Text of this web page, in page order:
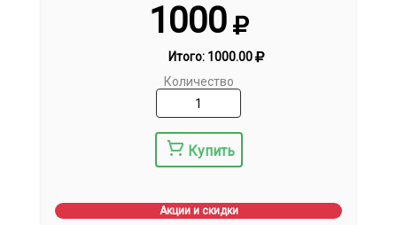
1000
Итого: 1000.00
Количество
Купить
Акции и скидки